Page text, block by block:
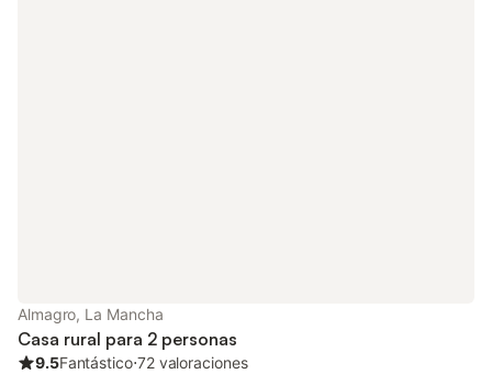
Almagro, La Mancha
Casa rural para 2 personas
9.5Fantástico⋅72 valoraciones